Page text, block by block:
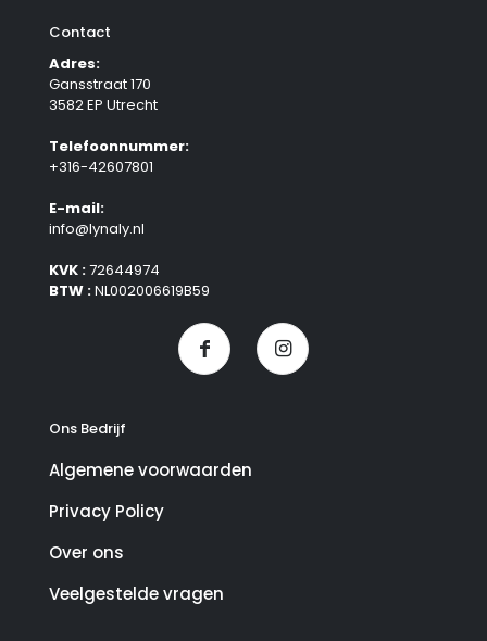
Contact
Adres:
Gansstraat 170
3582 EP Utrecht
Telefoonnummer:
+316-42607801
E-mail:
info@lynaly.nl
KVK :72644974
BTW :NL002006619B59
Ons Bedrijf
Algemene voorwaarden
Privacy Policy
Over ons
Veelgestelde vragen